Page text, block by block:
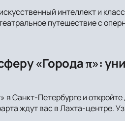
интеллект и
путешествие с
«Города π»:
в Санкт-Петербурге и
ждут вас в Лахта-центре.